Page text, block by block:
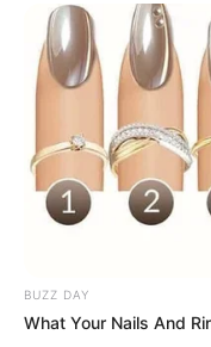
Rating
Cerita
Akting
BUZZ DAY
What Your Nails And